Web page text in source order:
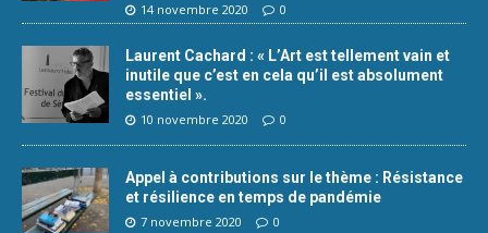
14 novembre 2020 0
Laurent Cachard : « L’Art est tellement vain et
inutile que c’est en cela qu’il est absolument
essentiel ».
10 novembre 2020 0
Appel à contributions sur le thème : Résistance
et résilience en temps de pandémie
7 novembre 2020 0